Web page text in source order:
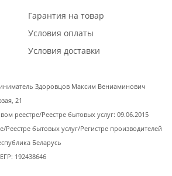
Гарантия на товар
Условия оплаты
Условия доставки
Здоровцов Максим Вениаминович
21
реестре/Реестре бытовых услуг: 09.06.2015
Реестре бытовых услуг/Регистре производителей
Беларусь
192438646